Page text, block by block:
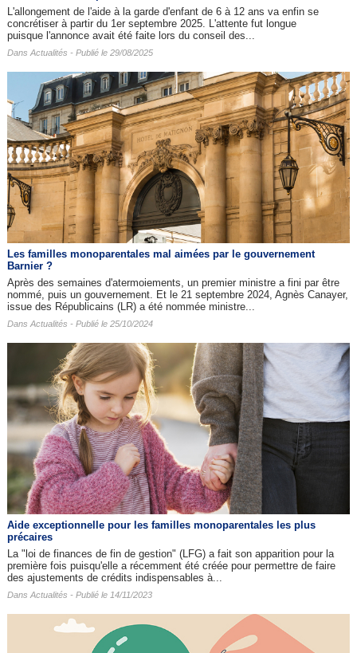
L'allongement de l'aide à la garde d'enfant de 6 à 12 ans va enfin se
concrétiser à partir du 1er septembre 2025. L'attente fut longue
puisque l'annonce avait été faite lors du conseil des...
Dans Actualités - Publié le 29/08/2025
Les familles monoparentales mal aimées par le gouvernement
Barnier ?
Après des semaines d'atermoiements, un premier ministre a fini par être
nommé, puis un gouvernement. Et le 21 septembre 2024, Agnès Canayer,
issue des Républicains (LR) a été nommée ministre...
Dans Actualités - Publié le 25/10/2024
Aide exceptionnelle pour les familles monoparentales les plus
précaires
La "loi de finances de fin de gestion" (LFG) a fait son apparition pour la
première fois puisqu'elle a récemment été créée pour permettre de faire
des ajustements de crédits indispensables à...
Dans Actualités - Publié le 14/11/2023